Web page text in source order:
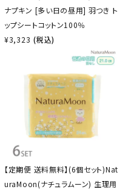
ナプキン [多い日の昼用] 羽つき ト
ップシートコットン100％
¥3,323 (税込)
【定期便 送料無料】(6個セット)Nat
uraMoon(ナチュラムーン) 生理用